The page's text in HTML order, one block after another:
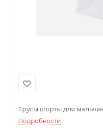
Трусы шорты для
Подробности